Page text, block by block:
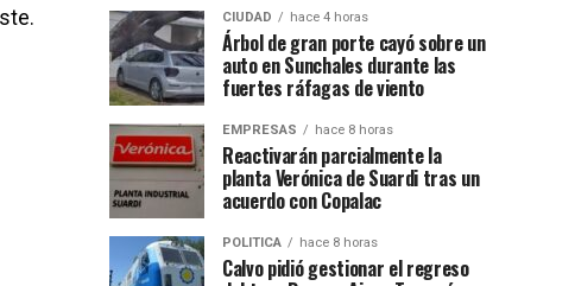
CIUDAD hace 4 horas
Árbol de gran porte cayó sobre un
auto en Sunchales durante las
fuertes ráfagas de viento
EMPRESAS hace 8 horas
Reactivarán parcialmente la
planta Verónica de Suardi tras un
acuerdo con Copalac
POLITICA hace 8 horas
Calvo pidió gestionar el regreso